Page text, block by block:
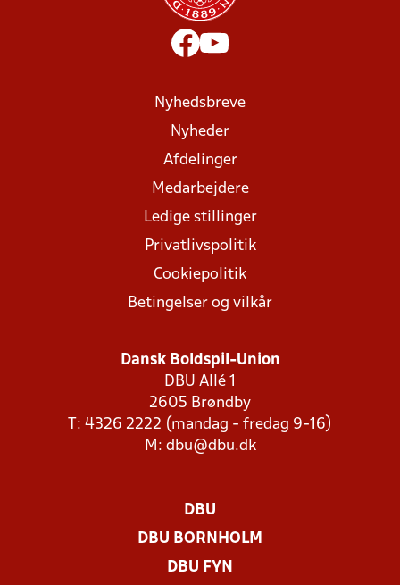
Nyhedsbreve
Nyheder
Afdelinger
Medarbejdere
Ledige stillinger
Privatlivspolitik
Cookiepolitik
Betingelser og vilkår
Dansk Boldspil-Union
DBU Allé 1
2605 Brøndby
T: 4326 2222 (mandag - fredag 9-16)
M: dbu@dbu.dk
DBU
DBU BORNHOLM
DBU FYN